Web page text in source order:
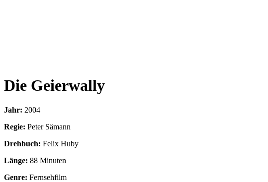
Die Geierwally
Jahr: 2004
Regie: Peter Sämann
Drehbuch: Felix Huby
Länge: 88 Minuten
Genre: Fernsehfilm